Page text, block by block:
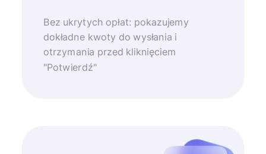
Bez ukrytych opłat: pokazujemy
dokładne kwoty do wysłania i
otrzymania przed kliknięciem
"Potwierdź"